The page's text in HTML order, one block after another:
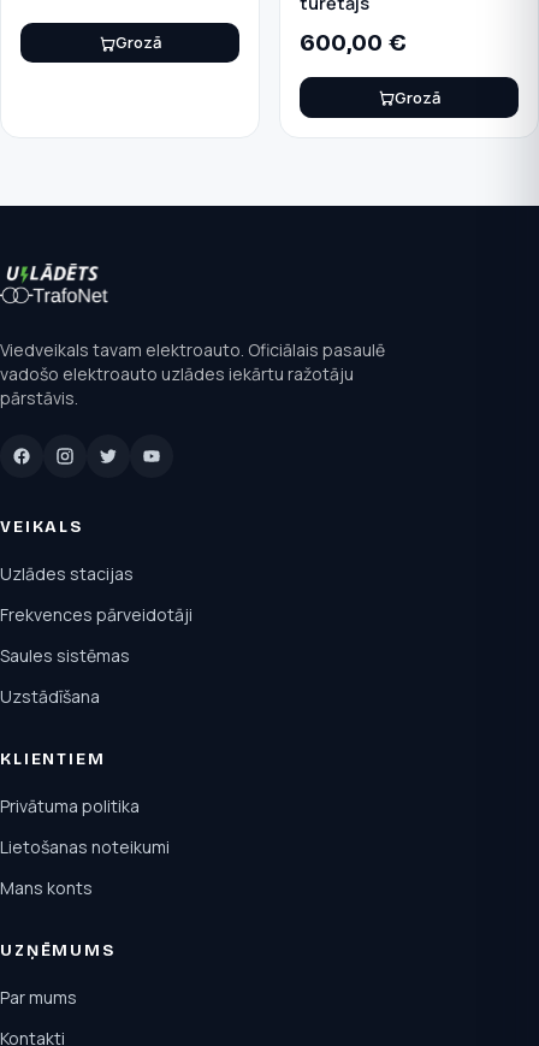
Grozā 600,00 €
Grozā
Viedveikals tavam elektroauto. Oficiālais pasaulē
vadošo elektroauto uzlādes iekārtu ražotāju
pārstāvis.
VEIKALS
Uzlādes stacijas
Frekvences pārveidotāji
Saules sistēmas
Uzstādīšana
KLIENTIEM
Privātuma politika
Lietošanas noteikumi
Mans konts
UZŅĒMUMS
Par mums
Kontakti